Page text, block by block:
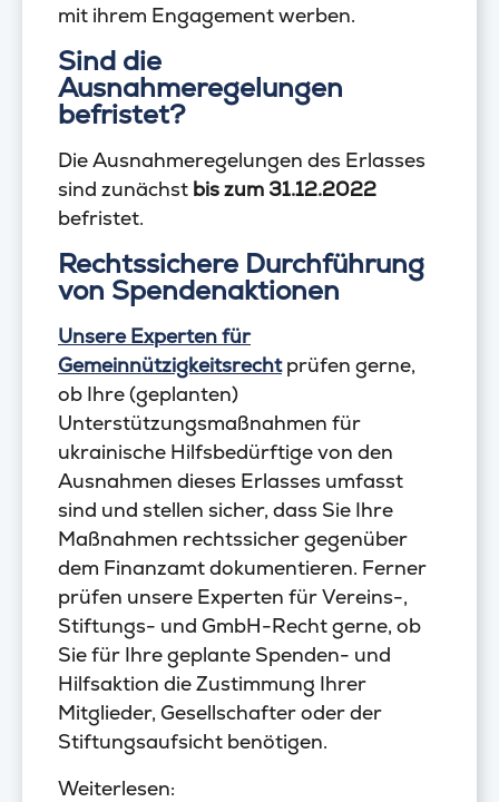
mit ihrem Engagement werben.
Sind die
Ausnahmeregelungen
befristet?
Die Ausnahmeregelungen des Erlasses
sind zunächst bis zum 31.12.2022
befristet.
Rechtssichere Durchführung
von Spendenaktionen
Unsere Experten für
Gemeinnützigkeitsrechtprüfen gerne,
ob Ihre (geplanten)
Unterstützungsmaßnahmen für
ukrainische Hilfsbedürftige von den
Ausnahmen dieses Erlasses umfasst
sind und stellen sicher, dass Sie Ihre
Maßnahmen rechtssicher gegenüber
dem Finanzamt dokumentieren. Ferner
prüfen unsere Experten für Vereins-,
Stiftungs- und GmbH-Recht gerne, ob
Sie für Ihre geplante Spenden- und
Hilfsaktion die Zustimmung Ihrer
Mitglieder, Gesellschafter oder der
Stiftungsaufsicht benötigen.
Weiterlesen: